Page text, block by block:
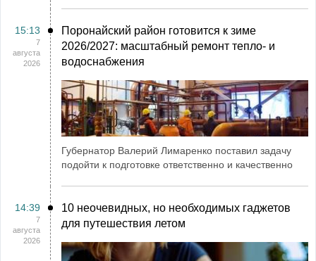
15:13
7
августа
2026
Поронайский район готовится к зиме
2026/2027: масштабный ремонт тепло- и
водоснабжения
Губернатор Валерий Лимаренко поставил задачу
подойти к подготовке ответственно и качественно
14:39
7
августа
2026
10 неочевидных, но необходимых гаджетов
для путешествия летом